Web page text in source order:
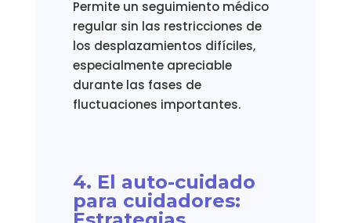
Permite un seguimiento médico
regular sin las restricciones de
los desplazamientos difíciles,
especialmente apreciable
durante las fases de
fluctuaciones importantes.
4. El auto-cuidado
para cuidadores: